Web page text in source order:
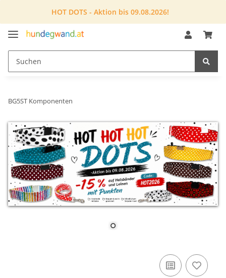
HOT DOTS - Aktion bis 09.08.2026!
BG5ST Komponenten